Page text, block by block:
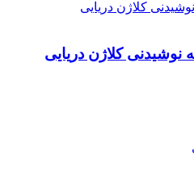
نوشیدنی کلاژن دریایی